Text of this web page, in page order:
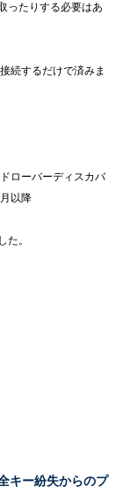
ったりする必要はあ
続するだけで済みま
ローバーディスカバ
以降
た。
ー紛失からのプ